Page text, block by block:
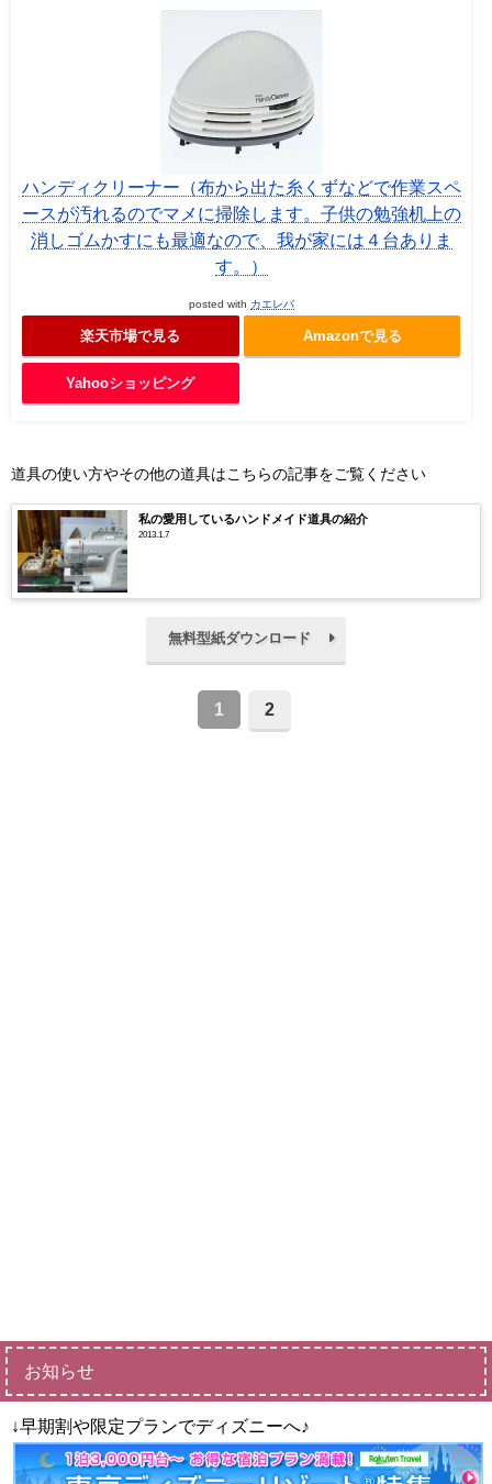
ハンディクリーナー（布から出た糸くずなどで作業スペ
ースが汚れるのでマメに掃除します。子供の勉強机上の
消しゴムかすにも最適なので、我が家には４台ありま
す。）
posted with カエレバ
楽天市場で見る Amazonで見る
Yahooショッピング
道具の使い方やその他の道具はこちらの記事をご覧ください
私の愛用しているハンドメイド道具の紹介
2013.1.7
無料型紙ダウンロード
1 2
お知らせ
↓早期割や限定プランでディズニーへ♪